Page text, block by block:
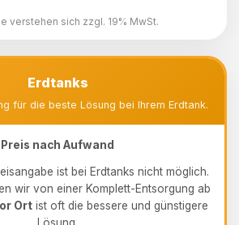
verstehen sich zzgl. 19% MwSt.
Erdtanks
für die beste Lösung bei Ihrem Erdtank.
Preis nach Aufwand
ist bei Erdtanks nicht möglich.
wir von einer Komplett-Entsorgung ab
Ort ist oft die bessere und günstigere